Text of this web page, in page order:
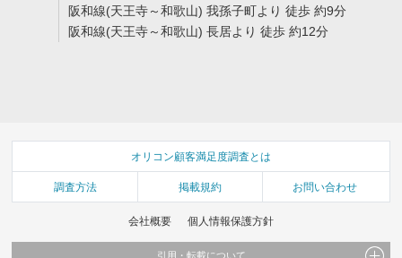
阪和線(天王寺～和歌山) 我孫子町より 徒歩 約9分
阪和線(天王寺～和歌山) 長居より 徒歩 約12分
オリコン顧客満足度調査とは
調査方法 掲載規約 お問い合わせ
会社概要 個人情報保護方針
引用・転載について